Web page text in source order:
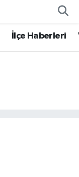
İlçe Haberleri